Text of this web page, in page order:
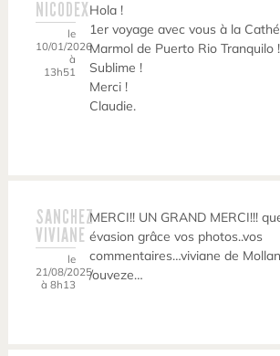
NICODEX
le
10/01/2026
à
13h51
Hola !
1er voyage avec vous à la
Marmol de Puerto Rio Tranquilo !
Sublime !
Merci !
Claudie.
SANCHEZ
VIVIANE
le
21/08/2025
à 8h13
MERCI!! UN GRAND MERCI!!!
évasion grâce vos photos..vos
commentaires…viviane de
/ouveze…